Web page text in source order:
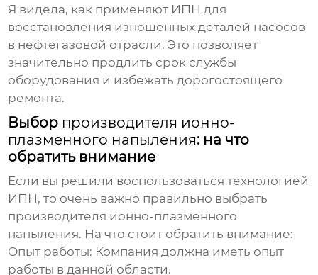
Я видела, как применяют ИПН для
восстановления изношенных деталей насосов
в нефтегазовой отрасли. Это позволяет
значительно продлить срок службы
оборудования и избежать дорогостоящего
ремонта.
Выбор производителя ионно-
плазменного напыления: на что
обратить внимание
Если вы решили воспользоваться технологией
ИПН, то очень важно правильно выбрать
производителя ионно-плазменного
напыления. На что стоит обратить внимание:
Опыт работы: Компания должна иметь опыт
работы в данной области.